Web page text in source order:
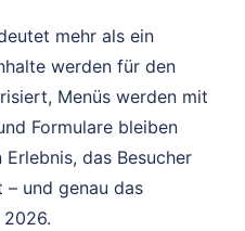
mehr als ein
werden für den
Menüs werden mit
Formulare bleiben
das Besucher
und genau das